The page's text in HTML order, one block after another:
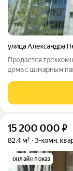
улица Александра
Продается
дома с шикарным
на пересечении с
KВAPТИPЕ: + Общая
15 200 000 ₽
82,4 м² 3-комн.
онлайн показ